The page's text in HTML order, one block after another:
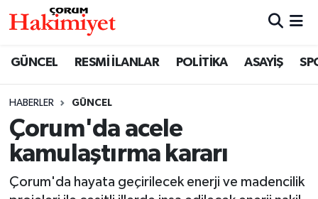
GÜNCEL RESMİ İLANLAR POLİTİKA ASAYİŞ
HABERLER GÜNCEL
Çorum'da acele
kamulaştırma kararı
Çorum'da hayata geçirilecek enerji ve madencilik
SAĞLIK
ASAYİŞ
Nöbetçi Eczaneler
Çorum Namaz Vakitleri
Trafik Durumu